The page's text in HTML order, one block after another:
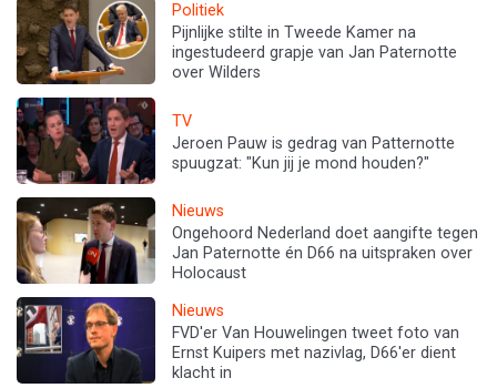
Politiek
Pijnlijke stilte in Tweede Kamer na
ingestudeerd grapje van Jan Paternotte
over Wilders
TV
Jeroen Pauw is gedrag van Patternotte
spuugzat: "Kun jij je mond houden?"
Nieuws
Ongehoord Nederland doet aangifte tegen
Jan Paternotte én D66 na uitspraken over
Holocaust
Nieuws
FVD'er Van Houwelingen tweet foto van
Ernst Kuipers met nazivlag, D66'er dient
klacht in